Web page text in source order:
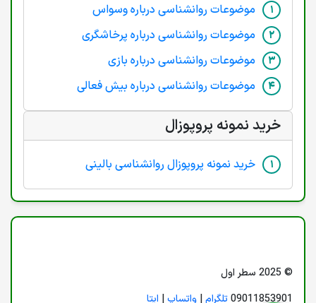
موضوعات روانشناسی درباره وسواس
موضوعات روانشناسی درباره پرخاشگری
موضوعات روانشناسی درباره بازی
موضوعات روانشناسی درباره بیش فعالی
خرید نمونه پروپوزال
خرید نمونه پروپوزال روانشناسی بالینی
© 2025 سطر اول
09011853901تلگرام واتساپ ایتا